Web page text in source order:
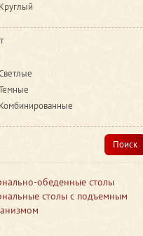
Круглый
Комбинированные
Поиск
обеденные столы
столы с подъемным